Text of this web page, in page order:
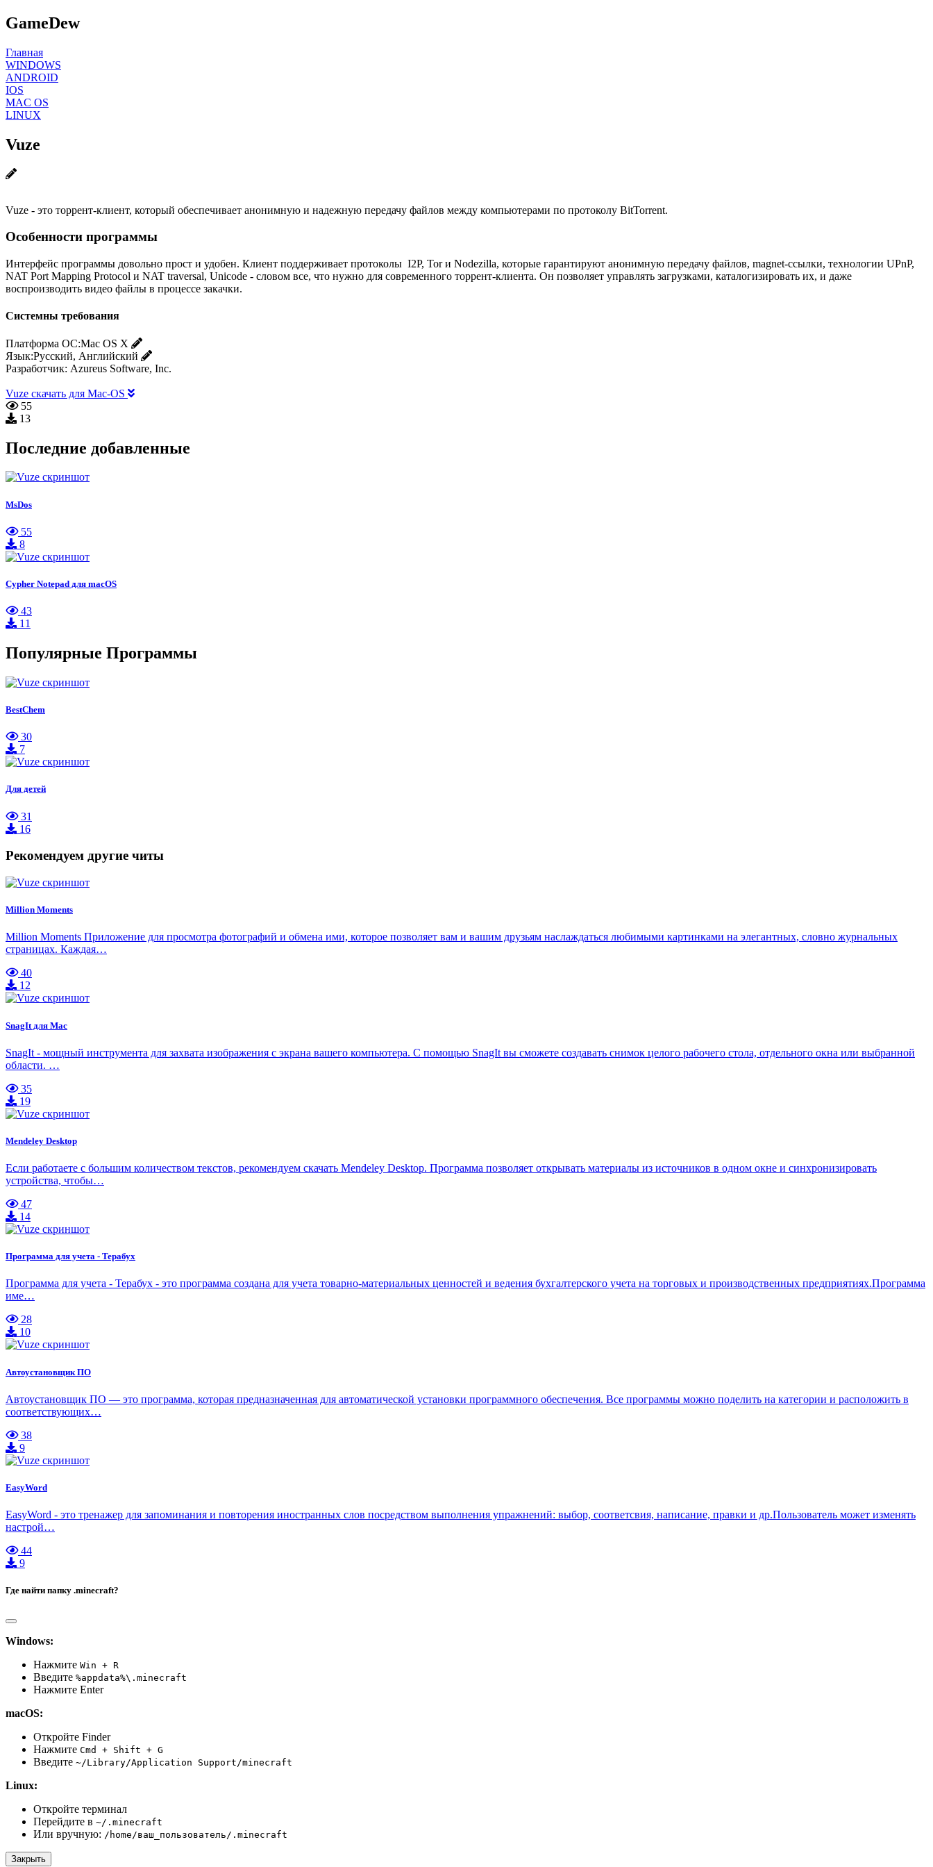
GameDew
Главная
WINDOWS
ANDROID
IOS
MAC OS
LINUX
Vuze
Vuze - это торрент-клиент, который обеспечивает анонимную и надежную передачу файлов между компьютерами по протоколу BitTorrent.
Особенности программы
Интерфейс программы довольно прост и удобен. Клиент поддерживает протоколы I2P, Tor и Nodezilla, которые гарантируют анонимную передачу файлов, magnet-ссылки, технологии UPnP,
NAT Port Mapping Protocol и NAT traversal, Unicode - словом все, что нужно для современного торрент-клиента. Он позволяет управлять загрузками, каталогизировать их, и даже
воспроизводить видео файлы в процессе закачки.
Системны требования
Платформа ОС:Mac OS X
Язык:Русский, Английский
Разработчик: Azureus Software, Inc.
Vuze скачать для Mac-OS
55
13
Последние добавленные
MsDos
55
8
Cypher Notepad для macOS
43
11
Популярные Программы
BestChem
30
7
Для детей
31
16
Рекомендуем другие читы
Million Moments
Million Moments Приложение для просмотра фотографий и обмена ими, которое позволяет вам и вашим друзьям наслаждаться любимыми картинками на элегантных, словно журнальных
страницах. Каждая…
40
12
SnagIt для Mac
SnagIt - мощный инструмента для захвата изображения с экрана вашего компьютера. С помощью SnagIt вы сможете создавать снимок целого рабочего стола, отдельного окна или выбранной
области. …
35
19
Mendeley Desktop
Если работаете с большим количеством текстов, рекомендуем скачать Mendeley Desktop. Программа позволяет открывать материалы из источников в одном окне и синхронизировать
устройства, чтобы…
47
14
Программа для учета - Терабух
Программа для учета - Терабух - это программа создана для учета товарно-материальных ценностей и ведения бухгалтерского учета на торговых и производственных предприятиях.Программа
име…
28
10
Автоустановщик ПО
Автоустановщик ПО — это программа, которая предназначенная для автоматической установки программного обеспечения. Все программы можно поделить на категории и расположить в
соответствующих…
38
9
EasyWord
EasyWord - это тренажер для запоминания и повторения иностранных слов посредством выполнения упражнений: выбор, соответсвия, написание, правки и др.Пользователь может изменять
настрой…
44
9
Где найти папку .minecraft?
Windows:
Нажмите Win + R
Введите %appdata%\.minecraft
Нажмите Enter
macOS:
Откройте Finder
Нажмите Cmd + Shift + G
Введите ~/Library/Application Support/minecraft
Linux:
Откройте терминал
Перейдите в ~/.minecraft
Или вручную: /home/ваш_пользователь/.minecraft
Закрыть